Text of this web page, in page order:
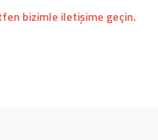
bizimle iletişime geçin.